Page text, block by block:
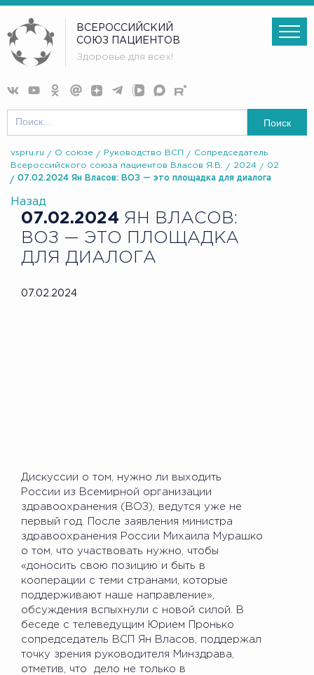
ВСЕРОССИЙСКИЙ
СОЮЗ ПАЦИЕНТОВ
Здоровье для всех!
Поиск
vspru.ru О союзе Руководство ВСП
Сопредседатель
Всероссийского союза пациентов Власов Я.В.
2024
02
07.02.2024 Ян Власов: ВОЗ — это площадка для диалога
Назад
07.02.2024 ЯН ВЛАСОВ:
ВОЗ — ЭТО ПЛОЩАДКА
ДЛЯ ДИАЛОГА
07.02.2024
Дискуссии о том, нужно ли выходить
России из Всемирной организации
здравоохранения (ВОЗ), ведутся уже не
первый год. После заявления министра
здравоохранения России Михаила Мурашко
о том, что участвовать нужно, чтобы
«доносить свою позицию и быть в
кооперации с теми странами, которые
поддерживают наше направление»,
обсуждения вспыхнули с новой силой. В
беседе с телеведущим Юрием Пронько
сопредседатель ВСП Ян Власов, поддержал
точку зрения руководителя Минздрава,
отметив, что дело не только в